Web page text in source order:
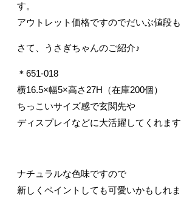
す。
アウトレット価格ですのでだいぶ値段
さて、うさぎちゃんのご紹介♪
＊651-018
横16.5×幅5×高さ27H（在庫200個）
ちっこいサイズ感で玄関先や
ディスプレイなどに大活躍してくれま
ナチュラルな色味ですので
新しくペイントしても可愛いかもしれ